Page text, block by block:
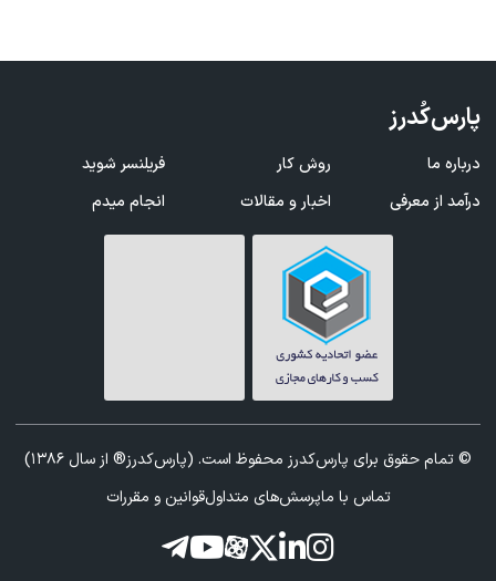
پارس‌کُدرز
درباره ما روش کار
فریلنسر شوید
درآمد از معرفی
اخبار و مقالات انجام میدم
© تمام حقوق برای پارس‌کدرز محفوظ است. (پارس‌کدرز® از سال 1386)
تماس با ماپرسش‌های متداولقوانین و مقررات